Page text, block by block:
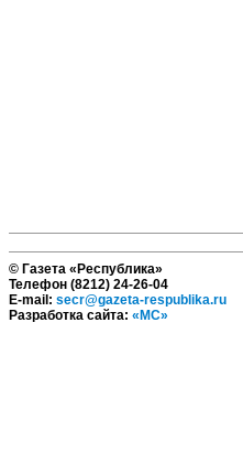
© Газета «Республика»
Телефон (8212) 24-26-04
E-mail: secr@gazeta-respublika.ru
Разработка сайта: «МС»